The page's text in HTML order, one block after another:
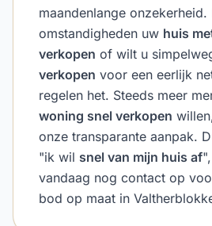
maandenlange
omstandigheden uw huis
verkopen of wilt u
verkopen voor een eerlijk
regelen het. Steeds meer
woning snel verkopen
onze transparante aanpak.
"ik wil snel van mijn huis af
vandaag nog contact op
bod op maat in